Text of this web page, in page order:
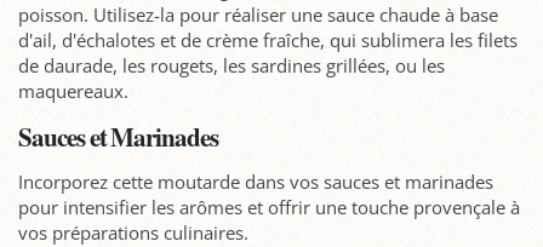
poisson. Utilisez-la pour réaliser une sauce chaude à base
d'ail, d'échalotes et de crème fraîche, qui sublimera les filets
de daurade, les rougets, les sardines grillées, ou les
maquereaux.
Sauces et Marinades
Incorporez cette moutarde dans vos sauces et marinades
pour intensifier les arômes et offrir une touche provençale à
vos préparations culinaires.